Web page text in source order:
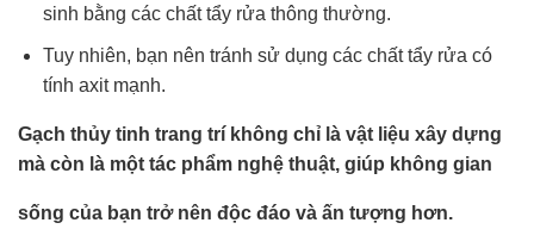
sinh bằng các chất tẩy rửa thông thường.
Tuy nhiên, bạn nên tránh sử dụng các chất tẩy rửa có
tính axit mạnh.
Gạch thủy tinh trang trí không chỉ là vật liệu xây dựng
mà còn là một tác phẩm nghệ thuật, giúp không gian
sống của bạn trở nên độc đáo và ấn tượng hơn.